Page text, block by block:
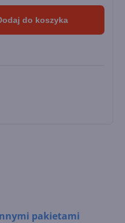
do koszyka
pakietami